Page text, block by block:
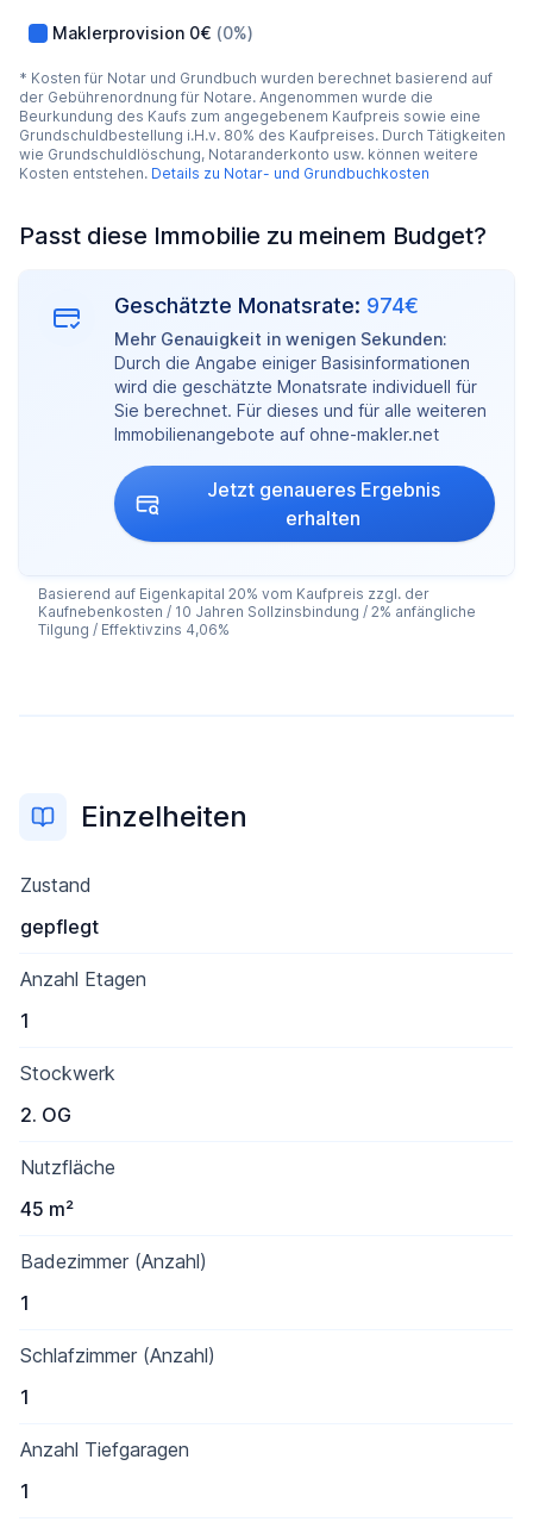
Maklerprovision 0€ (0%)
* Kosten für Notar und Grundbuch wurden berechnet basierend auf
der Gebührenordnung für Notare. Angenommen wurde die
Beurkundung des Kaufs zum angegebenem Kaufpreis sowie eine
Grundschuldbestellung i.H.v. 80% des Kaufpreises. Durch Tätigkeiten
wie Grundschuldlöschung, Notaranderkonto usw. können weitere
Kosten entstehen. Details zu Notar- und Grundbuchkosten
Passt diese Immobilie zu meinem Budget?
Geschätzte Monatsrate: 974€
Mehr Genauigkeit in wenigen Sekunden:
Durch die Angabe einiger Basisinformationen
wird die geschätzte Monatsrate individuell für
Sie berechnet. Für dieses und für alle weiteren
Immobilienangebote auf ohne-makler.net
Jetzt genaueres Ergebnis
erhalten
Basierend auf Eigenkapital 20% vom Kaufpreis zzgl. der
Kaufnebenkosten / 10 Jahren Sollzinsbindung / 2% anfängliche
Tilgung / Effektivzins 4,06%
Einzelheiten
Zustand
gepflegt
Anzahl Etagen
1
Stockwerk
2. OG
Nutzfläche
45 m²
Badezimmer (Anzahl)
1
Schlafzimmer (Anzahl)
1
Anzahl Tiefgaragen
1